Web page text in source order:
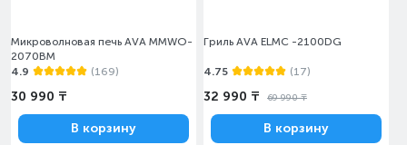
Микроволновая печь AVA MMWO-
2070BM
4.9
(169)
30 990 ₸
В корзину
Гриль AVA ELMC -2100DG
4.75 (17)
32 990 ₸ 69 990 ₸
В корзину